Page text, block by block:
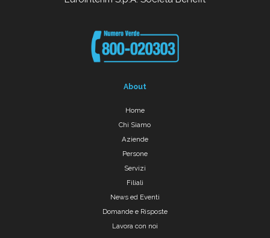
About
Home
Chi Siamo
Aziende
Persone
Servizi
Filiali
News ed Eventi
Domande e Risposte
Lavora con noi